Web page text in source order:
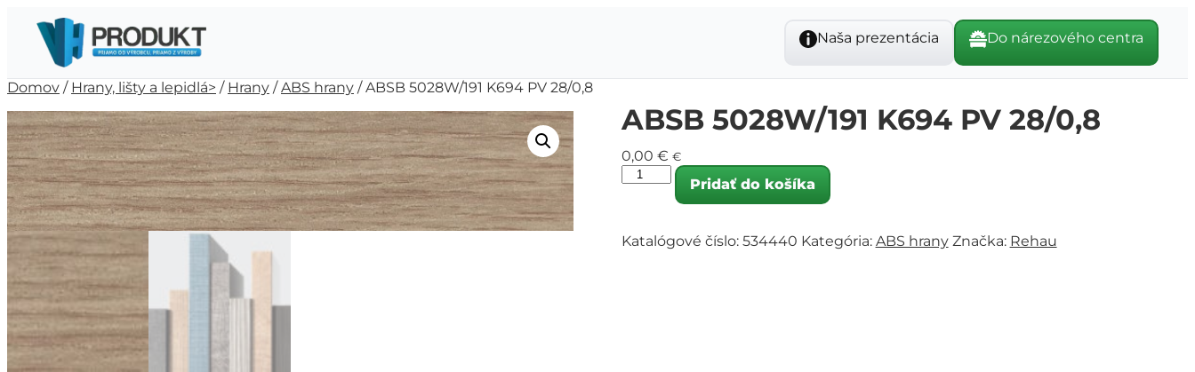
Naša prezentácia Do nárezového centra
Domov / Hrany, lišty a lepidlá> / Hrany /ABS hrany / ABSB 5028W/191 K694 PV 28/0,8
ABSB 5028W/191 K694 PV 28/0,8
0,00 € €
Pridať do košíka
Katalógové číslo: 534440 Kategória: ABS hrany Značka: Rehau